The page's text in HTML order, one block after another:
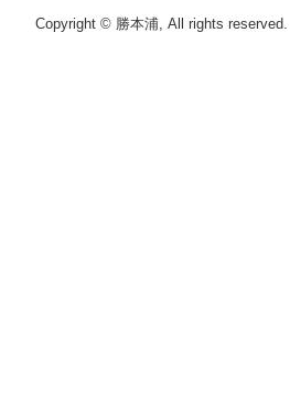
Copyright © 勝本浦, All rights reserved.